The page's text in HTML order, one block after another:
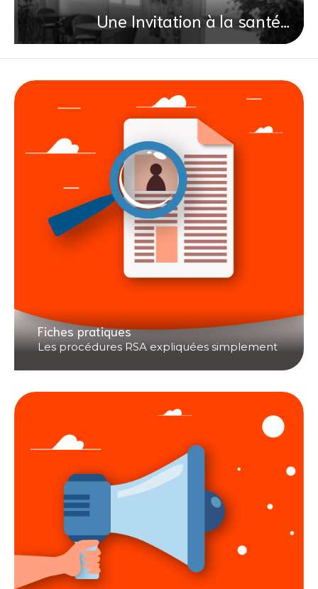
Une Invitation à la santé…
Fiches pratiques
Les procédures RSA expliquées simplement